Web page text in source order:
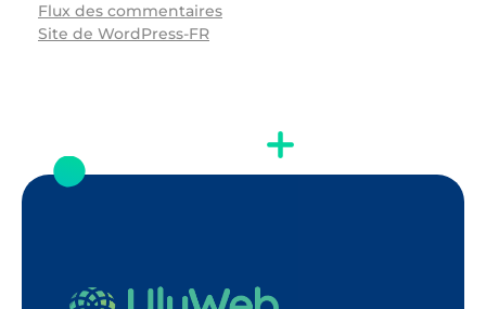
Flux des commentaires
Site de WordPress-FR